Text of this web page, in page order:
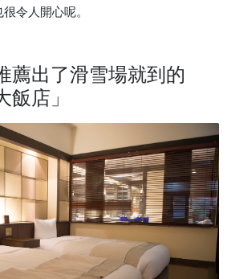
令人開心呢。
薦出了滑雪場就到的
飯店」